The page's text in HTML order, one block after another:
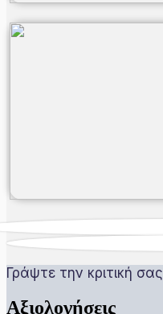
Γράψτε την κριτική σας
Αξιολογήσεις